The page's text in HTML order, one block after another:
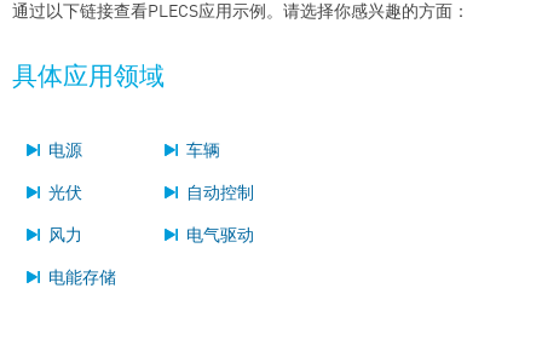
通过以下链接查看PLECS应用示例。请选择你感兴趣的方面：
具体应用领域
电源
光伏
风力
电能存储
车辆
自动控制
电气驱动